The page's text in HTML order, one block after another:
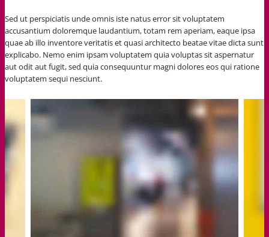
Sed ut perspiciatis unde omnis iste natus error sit voluptatem
accusantium doloremque laudantium, totam rem aperiam, eaque ipsa
quae ab illo inventore veritatis et quasi architecto beatae vitae dicta sunt
explicabo. Nemo enim ipsam voluptatem quia voluptas sit aspernatur
aut odit aut fugit, sed quia consequuntur magni dolores eos qui ratione
voluptatem sequi nesciunt.